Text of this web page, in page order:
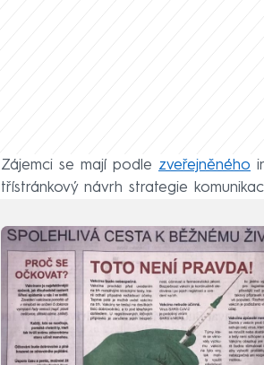
Zájemci se mají podle zveřejněného
třístránkový návrh strategie